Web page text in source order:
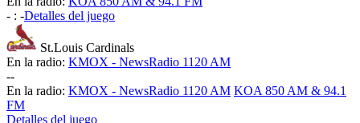
- : -Detalles del juego
St.Louis Cardinals
En la radio: KMOX - NewsRadio 1120 AM
--
En la radio: KMOX - NewsRadio 1120 AM KOA 850 AM & 94.1
FM
Detalles del juego